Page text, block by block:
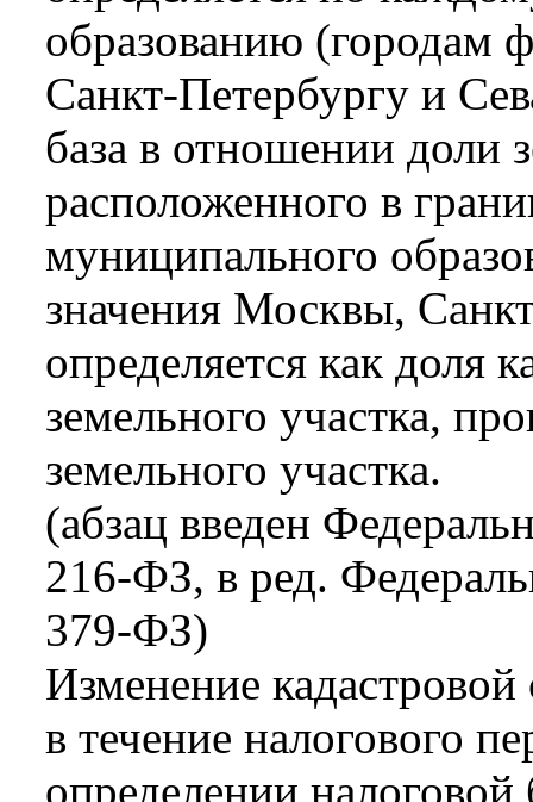
образованию (городам
Санкт-Петербургу и
база в отношении доли
расположенного в
муниципального
значения Москвы,
определяется как доля
земельного участка,
земельного участка.
(абзац введен
216-ФЗ, в ред.
379-ФЗ)
Изменение кадастровой
в течение налогового
определении